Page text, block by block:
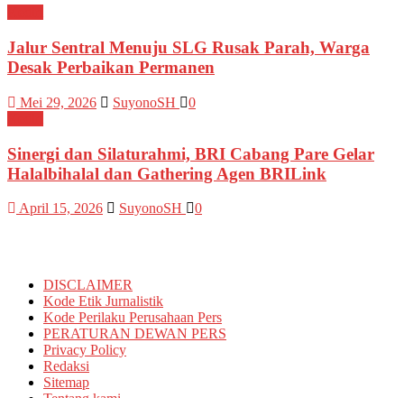
Jalur Sentral Menuju SLG Rusak Parah, Warga
Desak Perbaikan Permanen
Mei 29, 2026 SuyonoSH
0
Sinergi dan Silaturahmi, BRI Cabang Pare Gelar
Halalbihalal dan Gathering Agen BRILink
April 15, 2026 SuyonoSH 0
DISCLAIMER
Kode Etik Jurnalistik
Kode Perilaku Perusahaan Pers
PERATURAN DEWAN PERS
Privacy Policy
Redaksi
Sitemap